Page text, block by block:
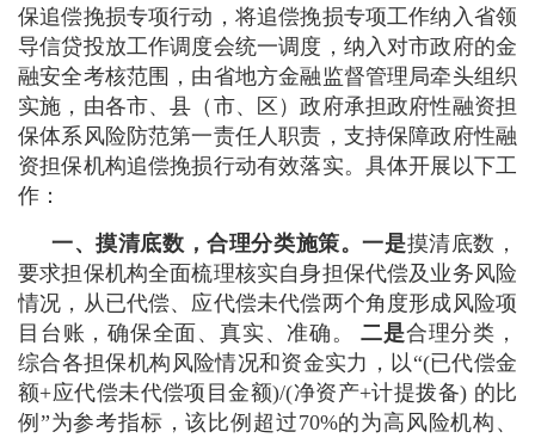
保追偿挽损专项行动，将追偿挽损专项工作纳入省领
导信贷投放工作调度会统一调度，纳入对市政府的金
融安全考核范围，由省地方金融监督管理局牵头组织
实施，由各市、县（市、区）政府承担政府性融资担
保体系风险防范第一责任人职责，支持保障政府性融
资担保机构追偿挽损行动有效落实。具体开展以下工
作：
一、摸清底数，合理分类施策。一是摸清底数，
要求担保机构全面梳理核实自身担保代偿及业务风险
情况，从已代偿、应代偿未代偿两个角度形成风险项
目台账，确保全面、真实、准确。二是合理分类，
综合各担保机构风险情况和资金实力，以“(已代偿金
额+应代偿未代偿项目金额)/(净资产+计提拨备) 的比
例”为参考指标，该比例超过70%的为高风险机构、